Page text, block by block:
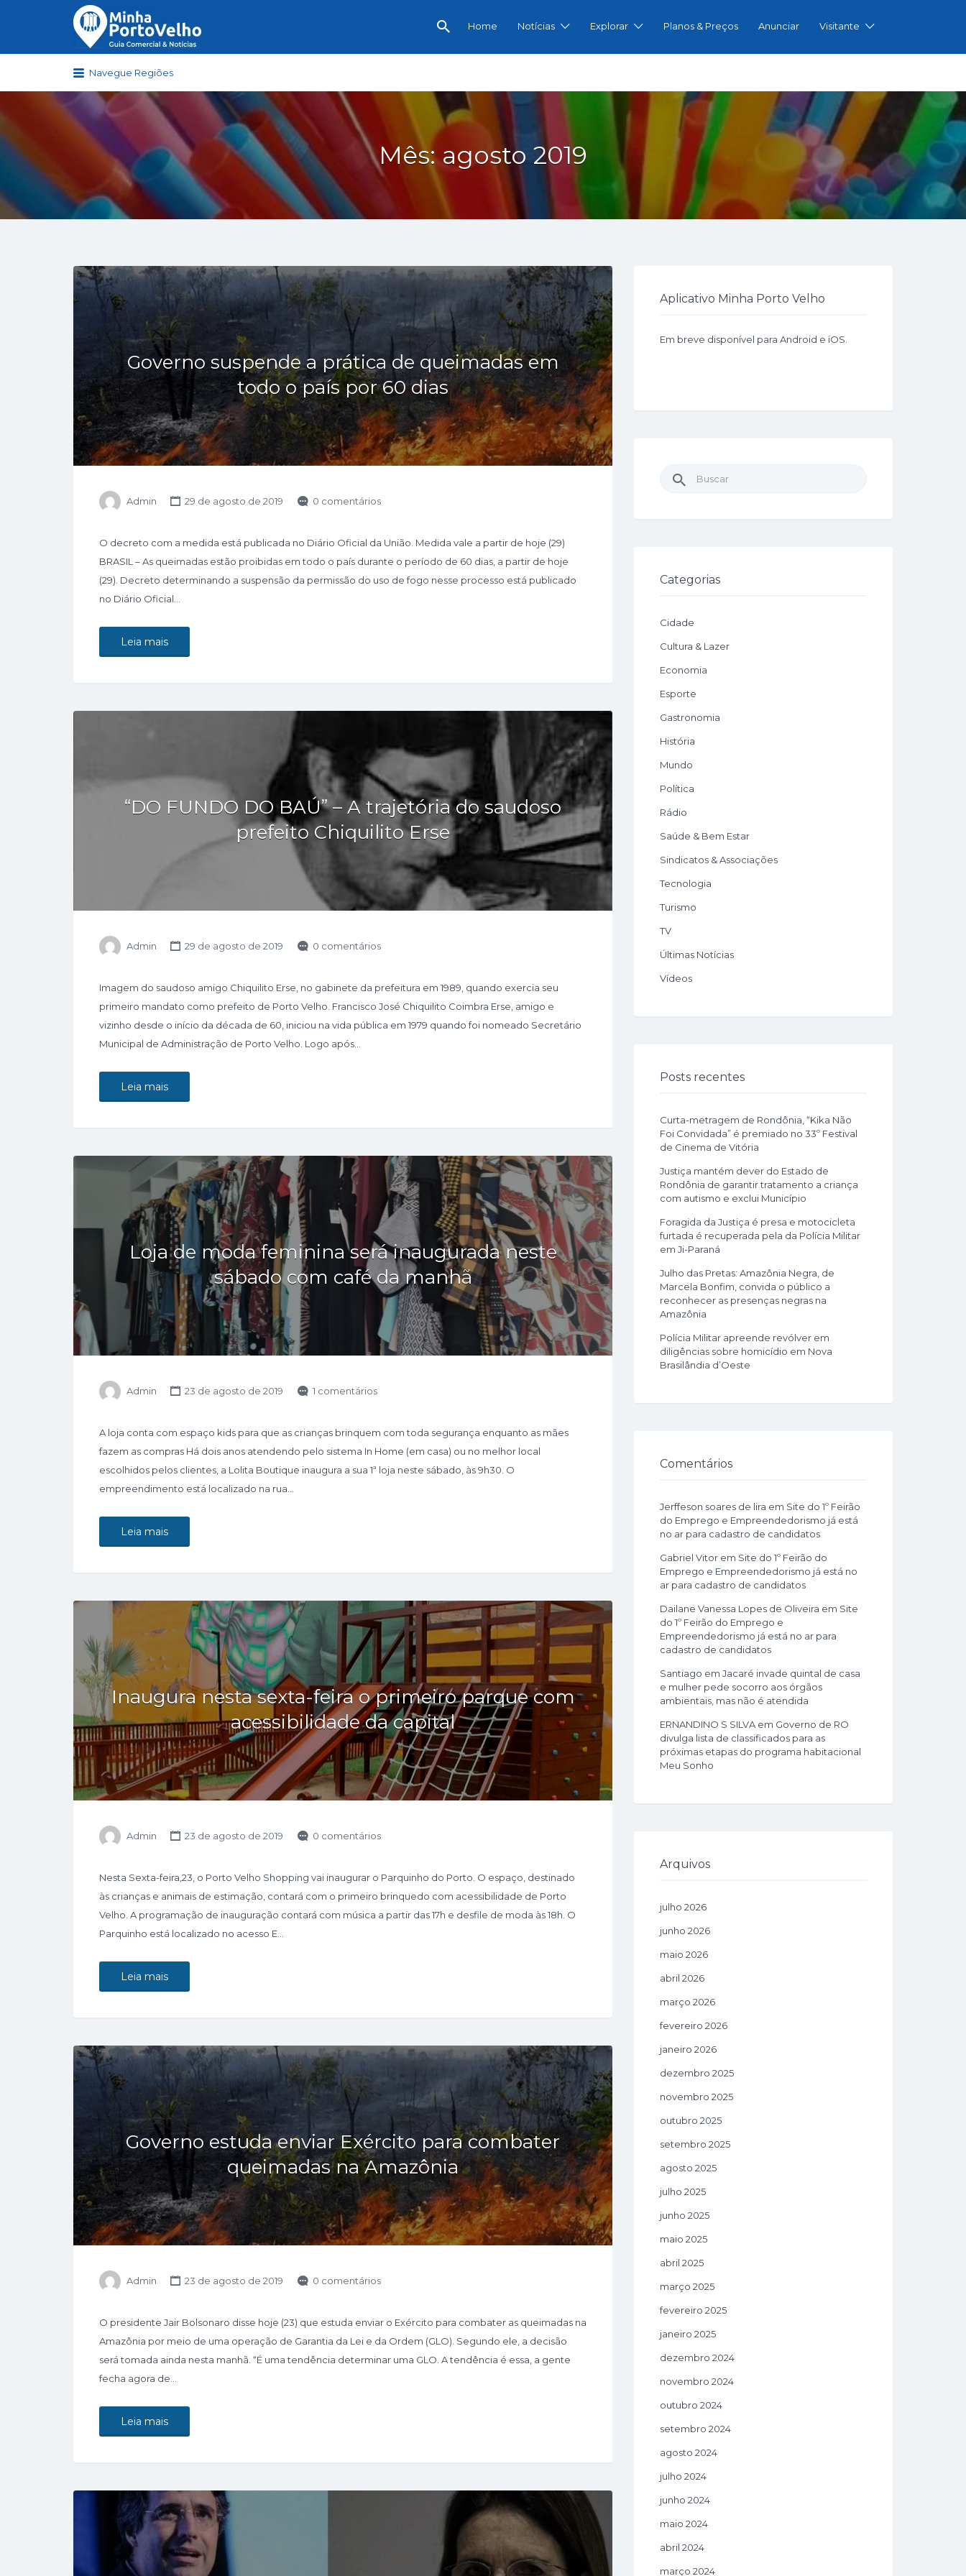
Minha Porto Velho – Seu Guia Comercial e Notícias de Porto Velho
Home Notícias Explorar Planos & Preços Anunciar Visitante
Buscar
por:
Navegue Regiões
Mês:agosto 2019
Governo suspende a prática de queimadas em
todo o país por 60 dias
Admin 29 de agosto de 2019 0 comentários
O decreto com a medida está publicada no Diário Oficial da União. Medida vale a partir de hoje (29)
BRASIL – As queimadas estão proibidas em todo o país durante o período de 60 dias, a partir de hoje
(29). Decreto determinando a suspensão da permissão do uso de fogo nesse processo está publicado
no Diário Oficial…
Leia mais
“DO FUNDO DO BAÚ” – A trajetória do saudoso
prefeito Chiquilito Erse
Admin 29 de agosto de 2019 0 comentários
Imagem do saudoso amigo Chiquilito Erse, no gabinete da prefeitura em 1989, quando exercia seu
primeiro mandato como prefeito de Porto Velho. Francisco José Chiquilito Coimbra Erse, amigo e
vizinho desde o início da década de 60, iniciou na vida pública em 1979 quando foi nomeado Secretário
Municipal de Administração de Porto Velho. Logo após…
Leia mais
Loja de moda feminina será inaugurada neste
sábado com café da manhã
Admin 23 de agosto de 2019 1 comentários
A loja conta com espaço kids para que as crianças brinquem com toda segurança enquanto as mães
fazem as compras Há dois anos atendendo pelo sistema In Home (em casa) ou no melhor local
escolhidos pelos clientes, a Lolita Boutique inaugura a sua 1ª loja neste sábado, às 9h30. O
empreendimento está localizado na rua…
Leia mais
Inaugura nesta sexta-feira o primeiro parque com
acessibilidade da capital
Admin 23 de agosto de 2019 0 comentários
Nesta Sexta-feira,23, o Porto Velho Shopping vai inaugurar o Parquinho do Porto. O espaço, destinado
às crianças e animais de estimação, contará com o primeiro brinquedo com acessibilidade de Porto
Velho. A programação de inauguração contará com música a partir das 17h e desfile de moda às 18h. O
Parquinho está localizado no acesso E…
Leia mais
Governo estuda enviar Exército para combater
queimadas na Amazônia
Admin 23 de agosto de 2019 0 comentários
O presidente Jair Bolsonaro disse hoje (23) que estuda enviar o Exército para combater as queimadas na
Amazônia por meio de uma operação de Garantia da Lei e da Ordem (GLO). Segundo ele, a decisão
será tomada ainda nesta manhã. “É uma tendência determinar uma GLO. A tendência é essa, a gente
fecha agora de…
Leia mais
Aplicativo Minha Porto Velho
Em breve disponível para Android e iOS.
Buscar
Categorias
Cidade
Cultura & Lazer
Economia
Esporte
Gastronomia
História
Mundo
Política
Rádio
Saúde & Bem Estar
Sindicatos & Associações
Tecnologia
Turismo
TV
Últimas Notícias
Vídeos
Posts recentes
Curta-metragem de Rondônia, “Kika Não
Foi Convidada” é premiado no 33º Festival
de Cinema de Vitória
Justiça mantém dever do Estado de
Rondônia de garantir tratamento a criança
com autismo e exclui Município
Foragida da Justiça é presa e motocicleta
furtada é recuperada pela da Polícia Militar
em Ji-Paraná
Julho das Pretas: Amazônia Negra, de
Marcela Bonfim, convida o público a
reconhecer as presenças negras na
Amazônia
Polícia Militar apreende revólver em
diligências sobre homicídio em Nova
Brasilândia d’Oeste
Comentários
Jerffeson soares de lira em Site do 1º Feirão
do Emprego e Empreendedorismo já está
no ar para cadastro de candidatos
Gabriel Vitor em Site do 1º Feirão do
Emprego e Empreendedorismo já está no
ar para cadastro de candidatos
Dailane Vanessa Lopes de Oliveira em Site
do 1º Feirão do Emprego e
Empreendedorismo já está no ar para
cadastro de candidatos
Santiago em Jacaré invade quintal de casa
e mulher pede socorro aos órgãos
ambientais, mas não é atendida
ERNANDINO S SILVA em Governo de RO
divulga lista de classificados para as
próximas etapas do programa habitacional
Meu Sonho
Arquivos
julho 2026
junho 2026
maio 2026
abril 2026
março 2026
fevereiro 2026
janeiro 2026
dezembro 2025
novembro 2025
outubro 2025
setembro 2025
agosto 2025
julho 2025
junho 2025
maio 2025
abril 2025
março 2025
fevereiro 2025
janeiro 2025
dezembro 2024
novembro 2024
outubro 2024
setembro 2024
agosto 2024
julho 2024
junho 2024
maio 2024
abril 2024
março 2024